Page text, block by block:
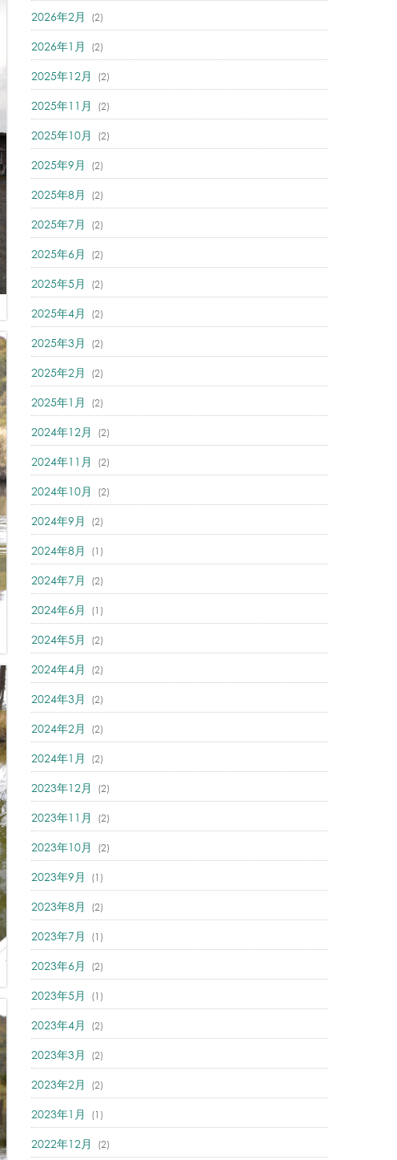
2026年2月 (2)
2026年1月 (2)
2025年12月 (2)
2025年11月 (2)
2025年10月 (2)
2025年9月 (2)
2025年8月 (2)
2025年7月 (2)
2025年6月 (2)
2025年5月 (2)
2025年4月 (2)
2025年3月 (2)
2025年2月 (2)
2025年1月 (2)
2024年12月 (2)
2024年11月 (2)
2024年10月 (2)
2024年9月 (2)
2024年8月 (1)
2024年7月 (2)
2024年6月 (1)
2024年5月 (2)
2024年4月 (2)
2024年3月 (2)
2024年2月 (2)
2024年1月 (2)
2023年12月 (2)
2023年11月 (2)
2023年10月 (2)
2023年9月 (1)
2023年8月 (2)
2023年7月 (1)
2023年6月 (2)
2023年5月 (1)
2023年4月 (2)
2023年3月 (2)
2023年2月 (2)
2023年1月 (1)
2022年12月 (2)